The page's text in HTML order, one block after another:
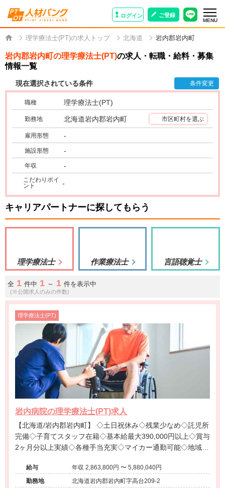
ログイン ご登録
MENU
理学療法士(PT)の求人トップ 北海道 岩内郡岩内町
岩内郡岩内町の理学療法士(PT)の求人・転職・給料・募集
情報一覧
現在選択されている条件 条件変更
職種 理学療法士(PT)
勤務地 北海道岩内郡岩内町 市区町村を選ぶ
雇用形態 -
施設形態 -
年収 -
こだわりポイ
ント
-
キャリアパートナーに探してもらう
理学療法士 作業療法士 言語聴覚士
全 1 件中 1 ～ 1 件を表示中
(※公開求人のみの件数)
理学療法士(PT)
岩内病院の理学療法士(PT)求人
【北海道/岩内郡岩内町】 ◇土日祝休み◇残業少なめ◇託児所
完備◇子育てスタッフ在籍◇基本給最大390,000円以上◇賞与
2ヶ月分以上実績◇各種手当充実◇マイカー通勤可能◇地域医
給与
年収 2,863,800円 〜 5,880,040円
勤務地
北海道岩内郡岩内町字高台209-2